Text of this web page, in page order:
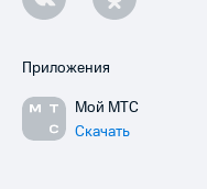
Приложения
Мой МТС
Скачать